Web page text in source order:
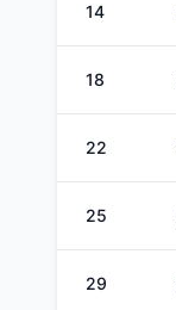
14
18
22
25
29